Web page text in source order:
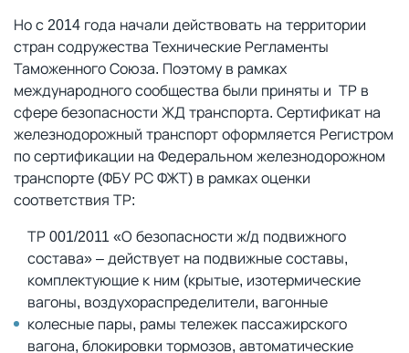
Но с 2014 года начали действовать на территории
стран содружества Технические Регламенты
Таможенного Союза. Поэтому в рамках
международного сообщества были приняты и ТР в
сфере безопасности ЖД транспорта. Сертификат на
железнодорожный транспорт оформляется Регистром
по сертификации на Федеральном железнодорожном
транспорте (ФБУ РС ФЖТ) в рамках оценки
соответствия ТР:
ТР 001/2011 «О безопасности ж/д подвижного
состава» – действует на подвижные составы,
комплектующие к ним (крытые, изотермические
вагоны, воздухораспределители, вагонные
колесные пары, рамы тележек пассажирского
вагона, блокировки тормозов, автоматические